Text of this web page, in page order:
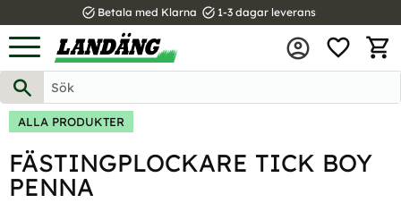
Meny
task_alt Betala med Klarna task_alt 1-3 dagar leverans
ALLA PRODUKTER
FÄSTINGPLOCKARE TICK BOY
PENNA